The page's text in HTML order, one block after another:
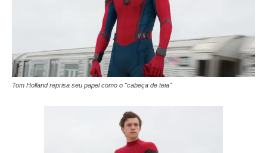
Tom Holland reprisa seu papel como o "cabeça de teia"